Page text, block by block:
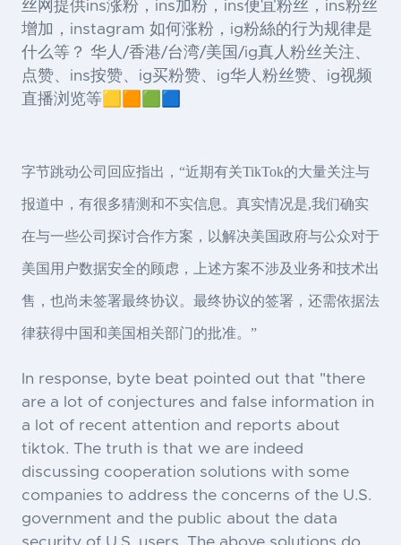
丝网提供ins涨粉，ins加粉，ins便宜粉丝，ins粉丝
增加，instagram 如何涨粉，ig粉絲的行为规律是
什么等？ 华人/香港/台湾/美国/ig真人粉丝关注、
点赞、ins按赞、ig买粉赞、ig华人粉丝赞、ig视频
直播浏览等🟨🟧🟩🟦
字节跳动公司回应指出，“近期有关TikTok的大量关注与
报道中，有很多猜测和不实信息。真实情况是,我们确实
在与一些公司探讨合作方案，以解决美国政府与公众对于
美国用户数据安全的顾虑，上述方案不涉及业务和技术出
售，也尚未签署最终协议。最终协议的签署，还需依据法
律获得中国和美国相关部门的批准。”
In response, byte beat pointed out that "there
are a lot of conjectures and false information in
a lot of recent attention and reports about
tiktok. The truth is that we are indeed
discussing cooperation solutions with some
companies to address the concerns of the U.S.
government and the public about the data